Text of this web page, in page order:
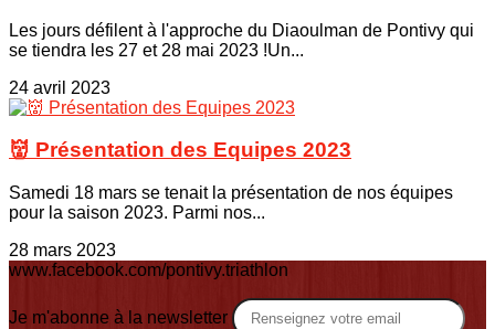
Les jours défilent à l'approche du Diaoulman de Pontivy qui
se tiendra les 27 et 28 mai 2023 !Un...
24 avril 2023
👹 Présentation des Equipes 2023
Samedi 18 mars se tenait la présentation de nos équipes
pour la saison 2023. Parmi nos...
28 mars 2023
www.facebook.com/pontivy.triathlon
Je m'abonne à la newsletter